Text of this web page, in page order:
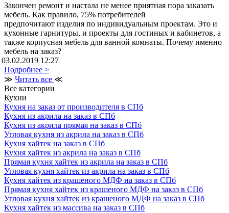
Закончен ремонт и настала не менее приятная пора заказать
мебель. Как правило, 75% потребителей
предпочитают изделия по индивидуальным проектам. Это и
кухонные гарнитуры, и проекты для гостиных и кабинетов, а
также корпусная мебель для ванной комнаты. Почему именно
мебель на заказ?
03.02.2019 12:27
Подробнее >
≫ Читать все ≪
Все категории
Кухни
Кухня на заказ от производителя в СПб
Кухня из акрила на заказ в СПб
Кухня из акрила прямая на заказ в СПб
Угловая кухня из акрила на заказ в СПб
Кухня хайтек на заказ в СПб
Кухня хайтек из акрила на заказ в СПб
Прямая кухня хайтек из акрила на заказ в СПб
Угловая кухня хайтек из акрила на заказ в СПб
Кухня хайтек из крашеного МДФ на заказ в СПб
Прямая кухня хайтек из крашеного МДФ на заказ в СПб
Угловая кухня хайтек из крашеного МДФ на заказ в СПб
Кухня хайтек из массива на заказ в СПб